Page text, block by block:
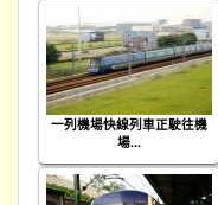
一列機場快線列車正駛往機
場...